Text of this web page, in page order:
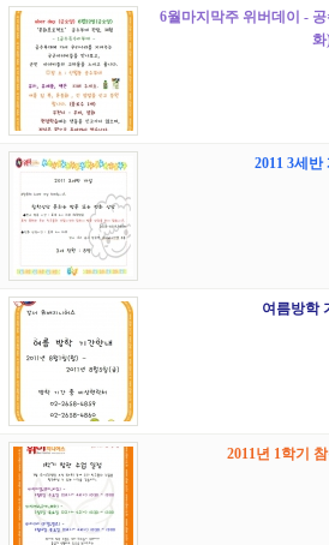
6월마지막주 위버데이 -
화
2011 3세반
여름방학
2011년 1학기